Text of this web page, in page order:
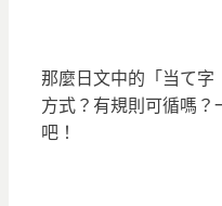
那麼日文中的「当て
方式？有規則可循嗎
吧！